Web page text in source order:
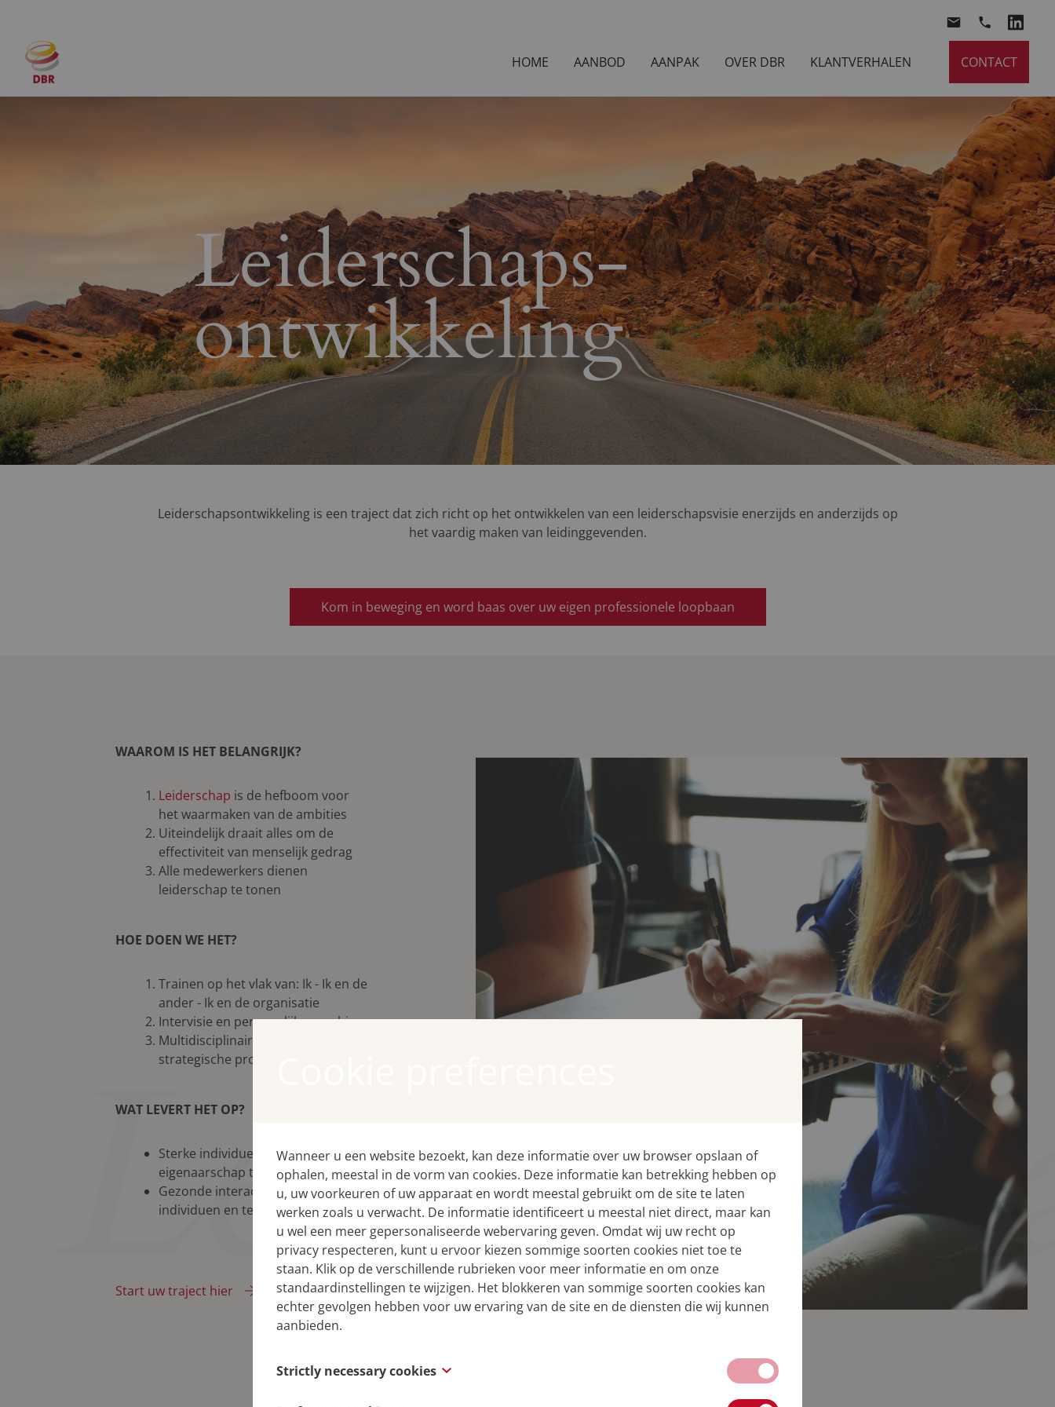
HOME AANBOD AANPAK OVER DBR KLANTVERHALEN CONTACT
Leiderschaps-
ontwikkeling
Leiderschapsontwikkeling is een traject dat zich richt op het ontwikkelen van een leiderschapsvisie enerzijds en anderzijds op
het vaardig maken van leidinggevenden.
Kom in beweging en word baas over uw eigen professionele loopbaan
WAAROM IS HET BELANGRIJK?
Leiderschap is de hefboom voor
het waarmaken van de ambities
Uiteindelijk draait alles om de
effectiviteit van menselijk gedrag
Alle medewerkers dienen
leiderschap te tonen
HOE DOEN WE HET?
Trainen op het vlak van: Ik - Ik en de
ander - Ik en de organisatie
Intervisie en persoonlijke coaching
Multidisciplinaire teams op
strategische projecten
WAT LEVERT HET OP?
Sterke individuen en teams die
eigenaarschap tonen
Gezonde interactie tussen
individuen en teams
Start uw traject hier
Wanneer u een website bezoekt, kan deze informatie over uw browser opslaan of
ophalen, meestal in de vorm van cookies. Deze informatie kan betrekking hebben op
u, uw voorkeuren of uw apparaat en wordt meestal gebruikt om de site te laten
werken zoals u verwacht. De informatie identificeert u meestal niet direct, maar kan
u wel een meer gepersonaliseerde webervaring geven. Omdat wij uw recht op
privacy respecteren, kunt u ervoor kiezen sommige soorten cookies niet toe te
staan. Klik op de verschillende rubrieken voor meer informatie en om onze
standaardinstellingen te wijzigen. Het blokkeren van sommige soorten cookies kan
echter gevolgen hebben voor uw ervaring van de site en de diensten die wij kunnen
aanbieden.
Strictly necessary cookies